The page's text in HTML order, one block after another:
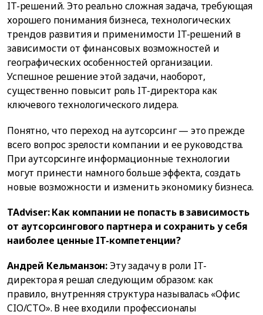
IT-решений. Это реально сложная задача, требующая
хорошего понимания бизнеса, технологических
трендов развития и применимости IT-решений в
зависимости от финансовых возможностей и
географических особенностей организации.
Успешное решение этой задачи, наоборот,
существенно повысит роль IT-директора как
ключевого технологического лидера.
Понятно, что переход на аутсорсинг — это прежде
всего вопрос зрелости компании и ее руководства.
При аутсорсинге информационные технологии
могут принести намного больше эффекта, создать
новые возможности и изменить экономику бизнеса.
TAdviser: Как компании не попасть в зависимость
от аутсорсингового партнера и сохранить у себя
наиболее ценные IT-компетенции?
Андрей Кельманзон:Эту задачу в роли IT-
директора я решал следующим образом: как
правило, внутренняя структура называлась «Офис
CIO/CTO». В нее входили профессионалы